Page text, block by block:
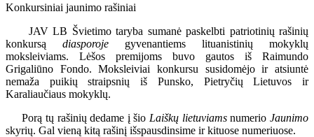
Konkursiniai jaunimo rašiniai
JAV LB Švietimo taryba sumanė paskelbti patriotinių rašinių
konkursą diasporoje gyvenantiems lituanistinių mokyklų
moksleiviams. Lėšos premijoms buvo gautos iš Raimundo
Grigaliūno Fondo. Moksleiviai konkursu susidomėjo ir atsiuntė
nemaža puikių straipsnių iš Punsko, Pietryčių Lietuvos ir
Karaliaučiaus mokyklų.
Porą tų rašinių dedame į šio Laiškų lietuviamsnumerioJaunimo
skyrių. Gal vieną kitą rašinį išspausdinsime ir kituose numeriuose.